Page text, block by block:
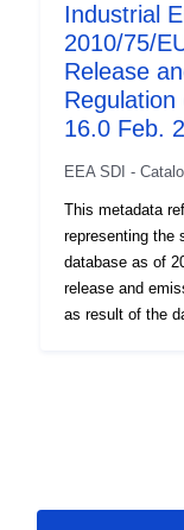
Transfer
166/2006
2019/1741. The
reported
under IED
under the IED
Industrial
2010/75/
Release
16.0 Feb.
EEA SDI -
This metadata
representing the
database as of
release and
as result of the
2010/75/EU